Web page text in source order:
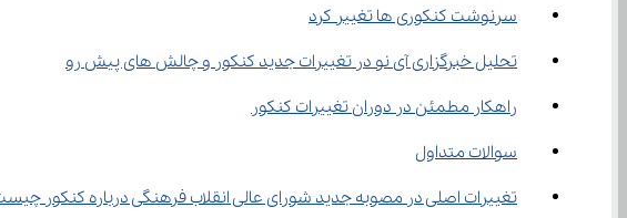
سرنوشت کنکوری ‌ها تغییر کرد
تحلیل خبرگزاری آی‌ نو در تغییرات جدید کنکور و چالش های پیش رو
راهکار مطمئن در دوران تغییرات کنکور
سوالات متداول
تغییرات اصلی در مصوبه جدید شورای عالی انقلاب فرهنگی درباره کنکور